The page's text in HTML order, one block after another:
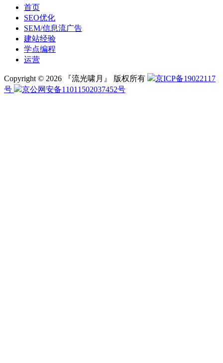
首页
SEO优化
SEM/信息流广告
建站经验
学点编程
运营
Copyright © 2026 『流光啸月』 版权所有
京ICP备19022117
号
京公网安备11011502037452号